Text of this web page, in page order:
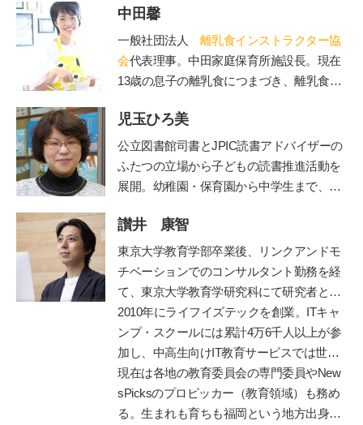
中田馨
一般社団法人 離乳食インストラクター協
会代表理事。中田家庭保育所施設長。現在
13歳の息子の離乳食につまづき、離乳食を
標」をモットーに、20年の保育士としての
経験を生かしながら赤ちゃんとママに寄り
添う、和食を大切にした「和の離乳食」を
伝えている。保育、講演、執筆などの分野
ラクター協会2級・1級・養成講座はこれま
で2500人が受講。
児玉ひろ美
公立図書館司書とJPIC読書アドバイザーの
ふたつの立場から子どもの読書推進活動を
展開。幼稚園・保育園から中学生まで、お
人への講座や講演を行う。近年は大学にて
児童文化財としての絵本の魅力を学生に伝
えている。 鎌倉女子大学短期大学部非常勤
講師など、幅広く活躍。著書に『0～5歳
子どもを育てる「読み聞かせ」実践ガイ
ド』『子どもを育てる0歳・1歳・2歳児に
ぴったりの絵本』（共に小学館）がある。
讃井 康智
東京大学教育学部卒業後、リンクアンドモ
チベーションでのコンサルタント勤務を経
て、東京大学教育学研究科にて研究者とし
て博士課程まで在籍。専門は教育政策・学
習科学。学習科学の世界的権威、故三宅な
ほみ東大名誉教授に師事し、全国の学校や
保育園での協調的・創造的な学びづくりを
支援。
2010年にライフイズテックを創業。ITキャ
ンプ・スクールには累計4万6千人以上が参
加し、中高生向けIT教育サービスでは世界
2位まで成長。ディズニーとコラボした
「テクノロジア魔法学校」や学校向け教材
「ライフイズテックレッスン」などオンラ
現在は各地の教育委員会の専門委員やNew
sPicksのプロピッカー（教育領域）も務め
る。生まれも育ちも福岡という地方出身者